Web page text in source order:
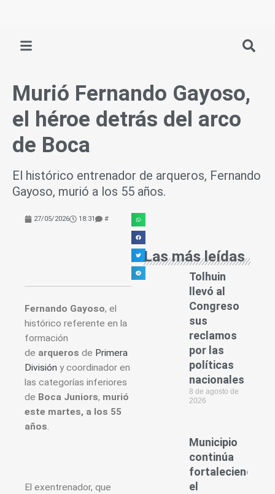
Murió Fernando Gayoso,
el héroe detrás del arco
de Boca
El histórico entrenador de arqueros, Fernando
Gayoso, murió a los 55 años.
27/05/2026 18:31 #
Fernando Gayoso, el
histórico referente en la
formación
de arqueros de Primera
División y coordinador en
las categorías inferiores
de Boca Juniors, murió
este martes, a los 55
años.
El exentrenador, que
Las más leídas
Tolhuin
llevó al
Congreso
sus
reclamos
por las
políticas
nacionales
8 de agosto de
2026
Municipio
continúa
fortaleciendo
el